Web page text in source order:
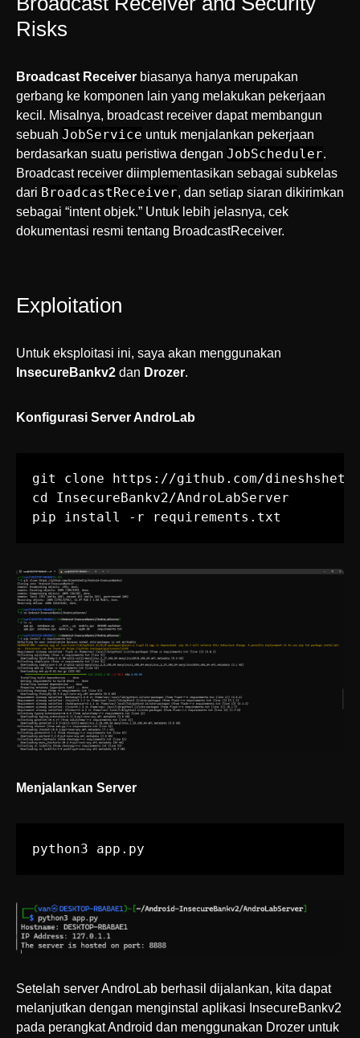
Risks
Broadcast Receiver biasanya hanya merupakan
gerbang ke komponen lain yang melakukan pekerjaan
kecil. Misalnya, broadcast receiver dapat membangun
sebuah JobService untuk menjalankan pekerjaan
berdasarkan suatu peristiwa dengan JobScheduler.
Broadcast receiver diimplementasikan sebagai subkelas
dari BroadcastReceiver, dan setiap siaran dikirimkan
sebagai “intent objek.” Untuk lebih jelasnya, cek
dokumentasi resmi tentang BroadcastReceiver.
Exploitation
Untuk eksploitasi ini, saya akan menggunakan
InsecureBankv2 dan Drozer.
Konfigurasi Server AndroLab
git clone https://github.com/
cd InsecureBankv2/AndroLabServer
pip install -r requirements.txt
Menjalankan Server
python3 app.py
Setelah server AndroLab berhasil dijalankan, kita dapat
melanjutkan dengan menginstal aplikasi InsecureBankv2
pada perangkat Android dan menggunakan Drozer untuk